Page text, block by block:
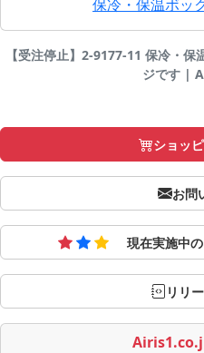
保冷・保温ボッ
【受注停止】2-9177-11 保冷・
ジです |
ショッ
お問
現在実施中
リリ